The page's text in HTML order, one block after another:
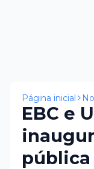
Página inicial
EBC e